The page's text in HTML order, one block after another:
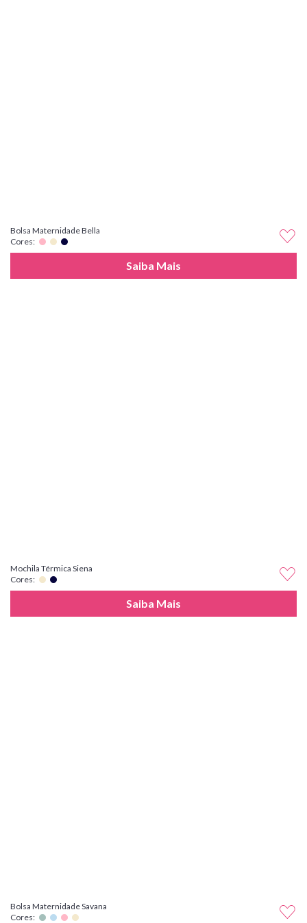
Bolsa Maternidade Bella
Cores:
Saiba Mais
Mochila Térmica Siena
Cores:
Saiba Mais
Bolsa Maternidade Savana
Cores: